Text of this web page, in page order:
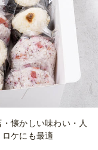
懐かしい味わい・人
ケにも最適